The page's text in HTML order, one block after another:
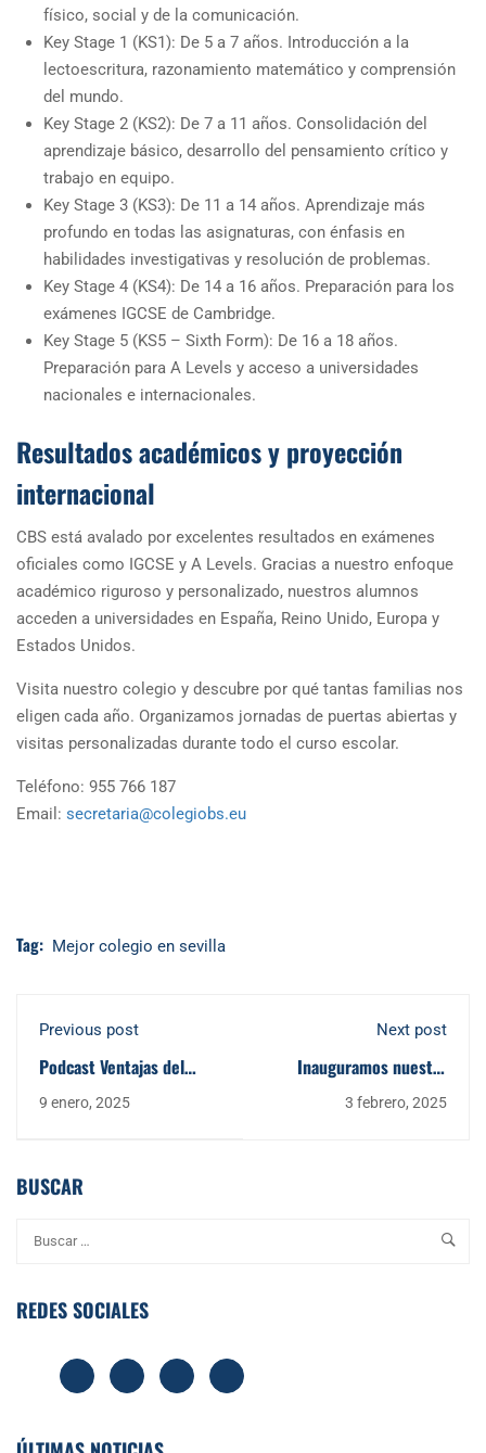
físico, social y de la comunicación.
Key Stage 1 (KS1): De 5 a 7 años. Introducción a la
lectoescritura, razonamiento matemático y comprensión
del mundo.
Key Stage 2 (KS2): De 7 a 11 años. Consolidación del
aprendizaje básico, desarrollo del pensamiento crítico y
trabajo en equipo.
Key Stage 3 (KS3): De 11 a 14 años. Aprendizaje más
profundo en todas las asignaturas, con énfasis en
habilidades investigativas y resolución de problemas.
Key Stage 4 (KS4): De 14 a 16 años. Preparación para los
exámenes IGCSE de Cambridge.
Key Stage 5 (KS5 – Sixth Form): De 16 a 18 años.
Preparación para A Levels y acceso a universidades
nacionales e internacionales.
Resultados académicos y proyección
internacional
CBS está avalado por excelentes resultados en exámenes
oficiales como IGCSE y A Levels. Gracias a nuestro enfoque
académico riguroso y personalizado, nuestros alumnos
acceden a universidades en España, Reino Unido, Europa y
Estados Unidos.
Visita nuestro colegio y descubre por qué tantas familias nos
eligen cada año. Organizamos jornadas de puertas abiertas y
visitas personalizadas durante todo el curso escolar.
Teléfono: 955 766 187
Email: secretaria@colegiobs.eu
Tag: Mejor colegio en sevilla
Previous post
Podcast Ventajas del
Sistema Educativo
Británico
9 enero, 2025
Next post
Inauguramos nuestra
nueva biblioteca ampliada
en CBS
3 febrero, 2025
BUSCAR
REDES SOCIALES